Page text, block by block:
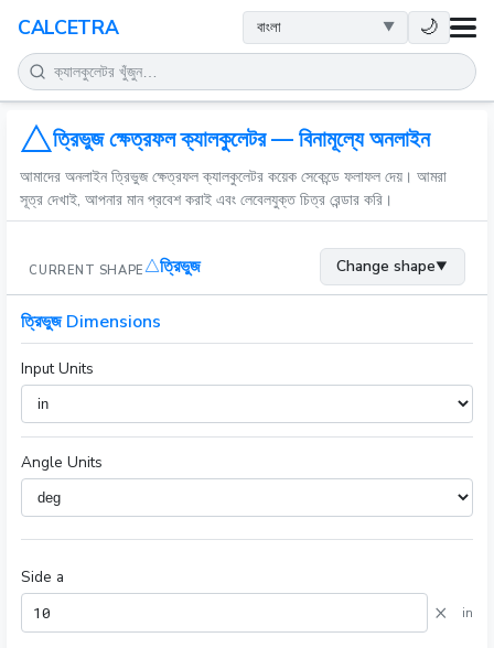
CALCETRA 🌙
গণিত
রূপান্তর
বিজ্ঞান
অন्যান্য সরঞ্জাম
ত্রিভুজ ক্ষেত্রফল ক্যালকুলেটর — বিনামূল্যে অনলাইন
আমাদের অনলাইন ত্রিভুজ ক্ষেত্রফল ক্যালকুলেটর কয়েক সেকেন্ডে ফলাফল দেয়। আমরা
সূত্র দেখাই, আপনার মান প্রবেশ করাই এবং লেবেলযুক্ত চিত্র রেন্ডার করি।
CURRENT SHAPE ত্রিভুজ Change shape▼
ত্রিভুজ Dimensions
Input Units
Angle Units
Side a
× in